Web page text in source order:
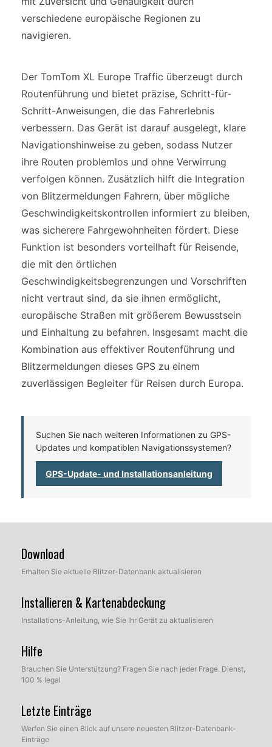
verschiedene europäische Regionen zu
navigieren.
Der TomTom XL Europe Traffic überzeugt durch
Routenführung und bietet präzise, Schritt-für-
Schritt-Anweisungen, die das Fahrerlebnis
verbessern. Das Gerät ist darauf ausgelegt, klare
Navigationshinweise zu geben, sodass Nutzer
ihre Routen problemlos und ohne Verwirrung
verfolgen können. Zusätzlich hilft die Integration
von Blitzermeldungen Fahrern, über mögliche
Geschwindigkeitskontrollen informiert zu bleiben,
was sicherere Fahrgewohnheiten fördert. Diese
Funktion ist besonders vorteilhaft für Reisende,
die mit den örtlichen
Geschwindigkeitsbegrenzungen und Vorschriften
nicht vertraut sind, da sie ihnen ermöglicht,
europäische Straßen mit größerem Bewusstsein
und Einhaltung zu befahren. Insgesamt macht die
Kombination aus effektiver Routenführung und
Blitzermeldungen dieses GPS zu einem
zuverlässigen Begleiter für Reisen durch Europa.
Suchen Sie nach weiteren Informationen zu GPS-
Updates und kompatiblen Navigationssystemen?
GPS-Update- und Installationsanleitung
Download
Erhalten Sie aktuelle Blitzer-Datenbank aktualisieren
Installieren & Kartenabdeckung
Installations-Anleitung, wie Sie Ihr Gerät zu aktualisieren
Hilfe
Brauchen Sie Unterstützung? Fragen Sie nach jeder Frage. Dienst,
100 % legal
Letzte Einträge
Werfen Sie einen Blick auf unsere neuesten Blitzer-Datenbank-
Einträge